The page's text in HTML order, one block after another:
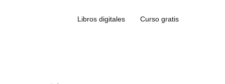
Libros digitales Curso gratis